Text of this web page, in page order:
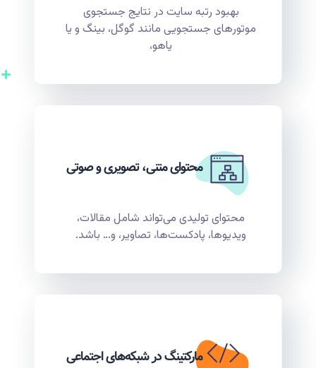
بهبود رتبه سایت در نتایج جستجوی
موتورهای جستجویی مانند گوگل، بینگ و یا
یاهو،
محتوای متنی، تصویری و صوتی
محتوای تولیدی می‌تواند شامل مقالات،
ویدیوها، پادکست‌ها، تصاویر، و… باشد.
مارکتینگ در شبکه‌های اجتماعی